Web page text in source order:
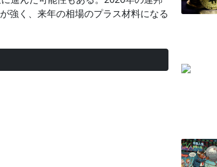
強く、来年の相場のプラス材料になる